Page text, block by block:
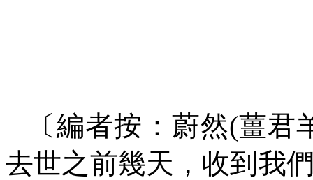
〔編者按：蔚然(薑君
去世之前幾天，收到我